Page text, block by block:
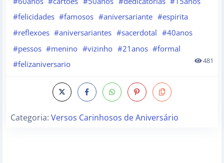
#felicidades #famosos #aniversariante #espirita
#reflexoes #aniversariantes #sacerdotal #40anos
#pessos #menino #vizinho #21anos #formal
#felizaniversario
481
Categoria: Versos Carinhosos de Aniversário